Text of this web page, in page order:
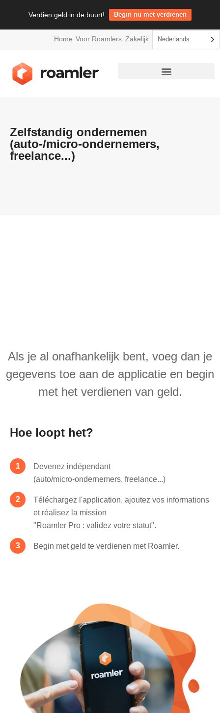
Verdien geld in de buurt! Begin nu met verdienen
Home Voor Roamlers Zakelijk Nederlands
Zelfstandig ondernemen
(auto-/micro-ondernemers,
freelance...)
Als je al onafhankelijk bent, voeg dan je
gegevens toe aan de applicatie en begin
met het verdienen van geld.
Hoe loopt het?
Devenez indépendant
(auto/micro-ondernemers, freelance...)
Téléchargez l'application, ajoutez vos informations
et réalisez la mission
"Roamler Pro : validez votre statut".
Begin met geld te verdienen met Roamler.